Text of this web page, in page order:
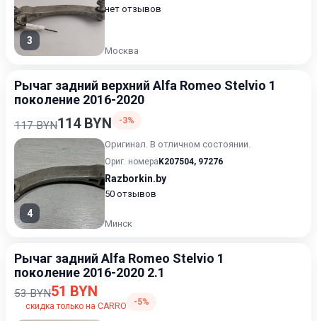
3
нет отзывов
Москва
Рычаг задний верхний Alfa Romeo Stelvio 1
поколение 2016-2020
117 BYN114 BYN -3%
4
Оригинал. В отличном состоянии.
Ориг. номера K207504, 97276
Razborkin.by
50 отзывов
Минск
Рычаг задний Alfa Romeo Stelvio 1
поколение 2016-2020 2.1
53 BYN51 BYN
скидка только на CARRO -5%